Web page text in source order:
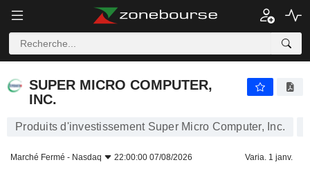
SUPER MICRO COMPUTER,
INC.
Produits d'investissement Super Micro Computer, Inc.
Marché Fermé - Nasdaq 22:00:00 07/08/2026 Varia. 1 janv.